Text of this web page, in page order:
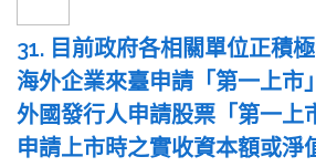
31. 目前政府各相關單位正積極
海外企業來臺申請「第一上市
外國發行人申請股票「第一上
申請上市時之實收資本額或淨